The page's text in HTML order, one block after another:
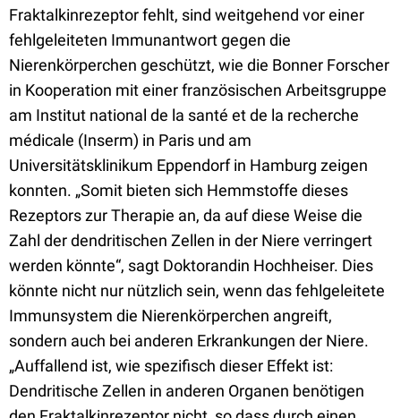
Fraktalkinrezeptor fehlt, sind weitgehend vor einer
fehlgeleiteten Immunantwort gegen die
Nierenkörperchen geschützt, wie die Bonner Forscher
in Kooperation mit einer französischen Arbeitsgruppe
am Institut national de la santé et de la recherche
médicale (Inserm) in Paris und am
Universitätsklinikum Eppendorf in Hamburg zeigen
konnten. „Somit bieten sich Hemmstoffe dieses
Rezeptors zur Therapie an, da auf diese Weise die
Zahl der dendritischen Zellen in der Niere verringert
werden könnte“, sagt Doktorandin Hochheiser. Dies
könnte nicht nur nützlich sein, wenn das fehlgeleitete
Immunsystem die Nierenkörperchen angreift,
sondern auch bei anderen Erkrankungen der Niere.
„Auffallend ist, wie spezifisch dieser Effekt ist:
Dendritische Zellen in anderen Organen benötigen